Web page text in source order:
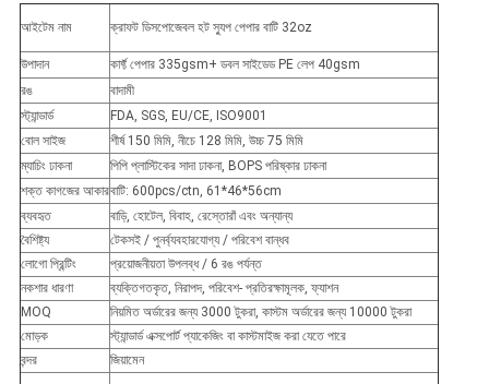
আইটেম নাম ক্রাফট ডিসপোজেবল হট স্যুপ পেপার বাটি 32oz
উপাদান
কার্ফ্ট পেপার 335gsm+ ডবল সাইডেড PE লেপ 40gsm
রঙ
বাদামী
স্ট্যান্ডার্ড
FDA, SGS, EU/CE, ISO9001
বোল সাইজ
শীর্ষ 150 মিমি, নীচে 128 মিমি, উচ্চ 75 মিমি
ম্যাচিং ঢাকনা
পিপি প্লাস্টিকের সাদা ঢাকনা, BOPS পরিষ্কার ঢাকনা
শক্ত কাগজের আকারবাটি: 600pcs/ctn, 61*46*56cm
ব্যবহৃত
বাড়ি, হোটেল, বিবাহ, রেস্তোরাঁ এবং অন্যান্য
বৈশিষ্ট্য
টেকসই / পুনর্ব্যবহারযোগ্য / পরিবেশ বান্ধব
লোগো প্রিন্টিং
প্রয়োজনীয়তা উপলব্ধ / 6 রঙ পর্যন্ত
নকশার ধারণা
ব্যক্তিগতকৃত, নিরাপদ, পরিবেশ- প্রতিরক্ষামূলক, ফ্যাশন
MOQ
নিয়মিত অর্ডারের জন্য 3000 টুকরা, কাস্টম অর্ডারের জন্য 10000 টুকরা
মোড়ক
স্ট্যান্ডার্ড এক্সপোর্ট প্যাকেজিং বা কাস্টমাইজ করা যেতে পারে
বন্দর
জিয়ামেন